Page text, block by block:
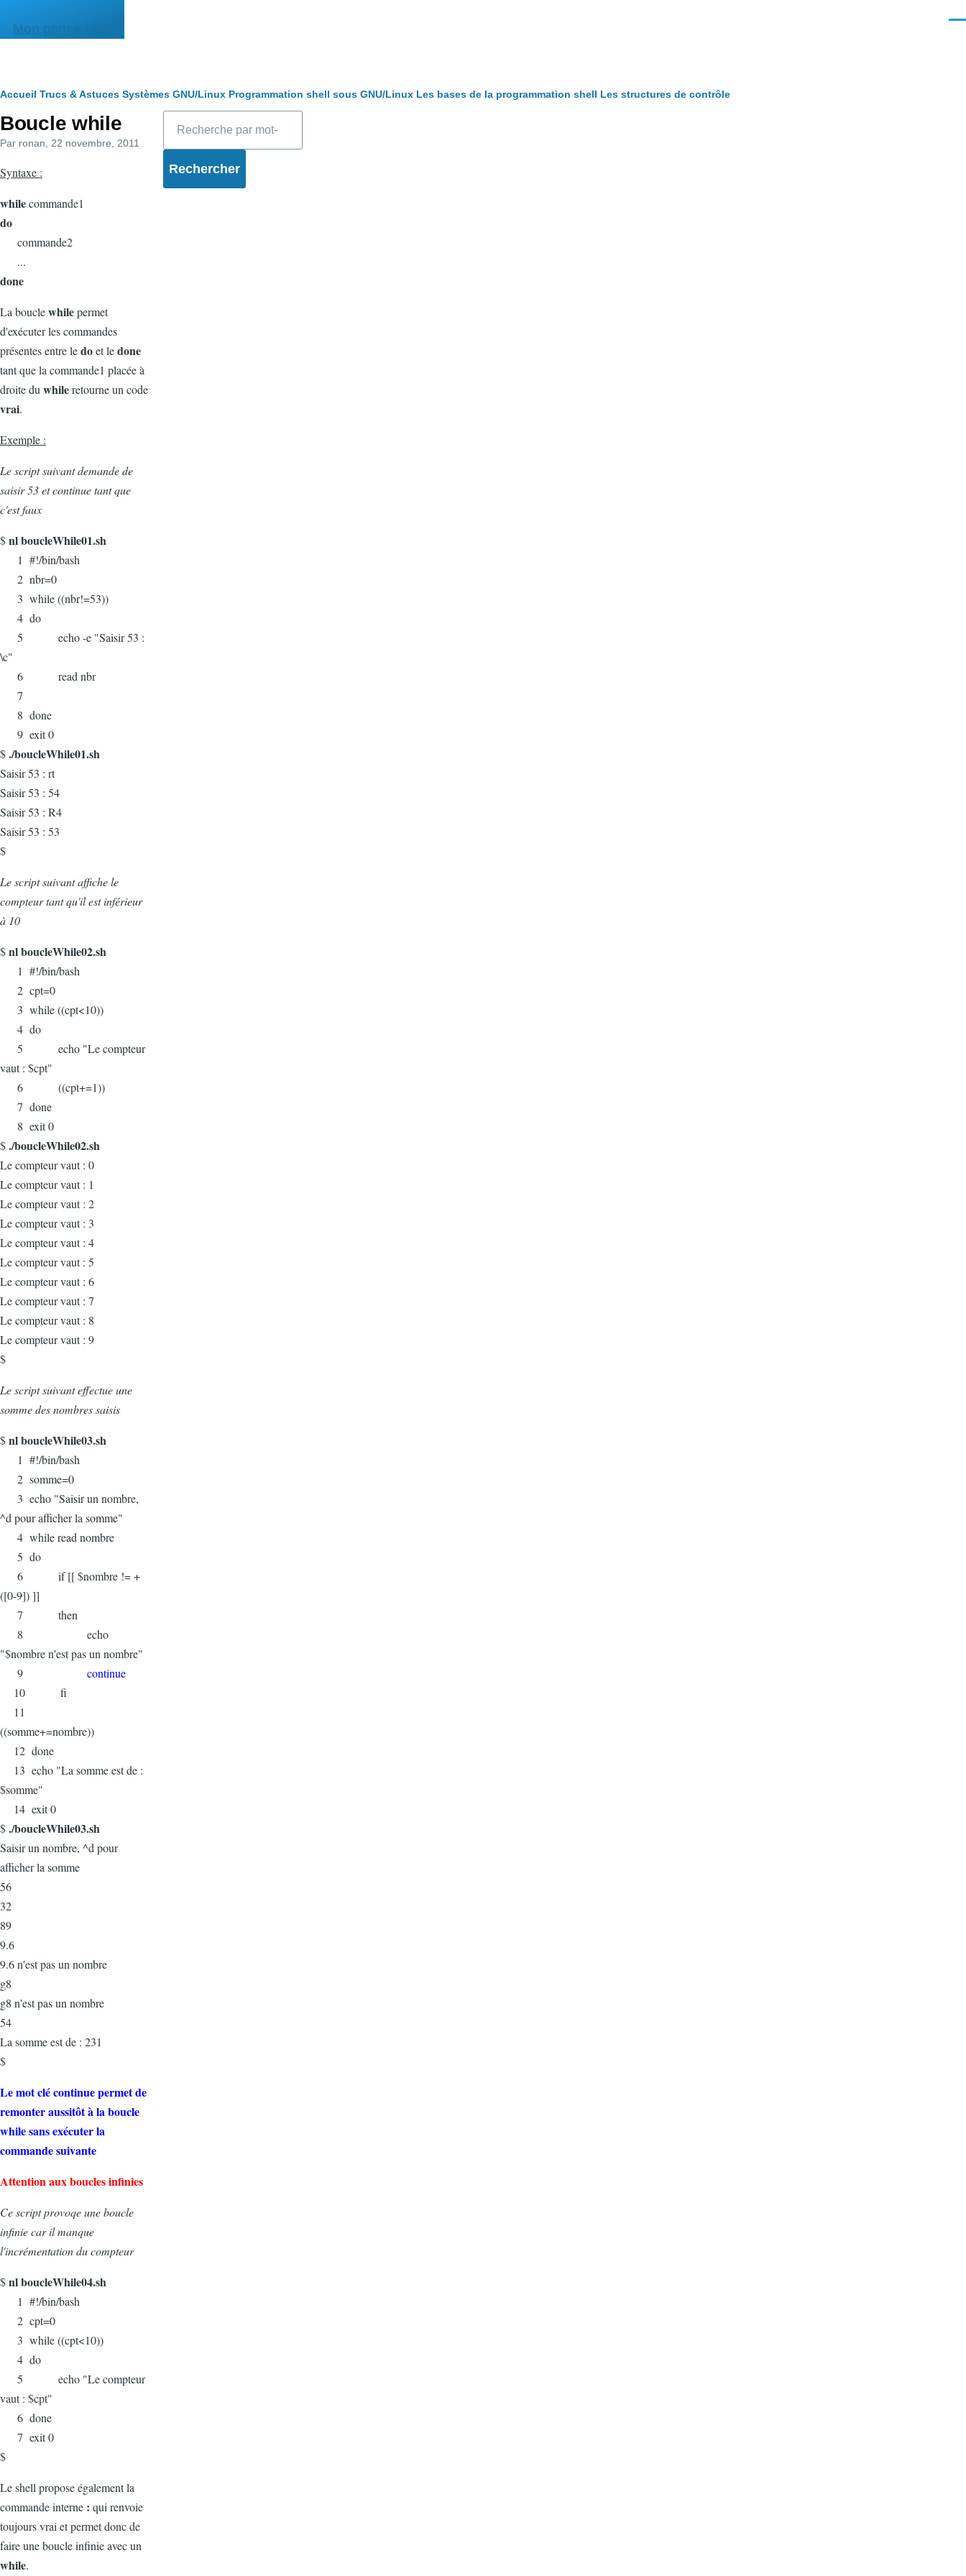
Mon pense-bête
Fil
d'Ariane
Accueil Trucs & Astuces Systèmes GNU/Linux Programmation shell sous GNU/Linux Les bases de la programmation shell Les structures de contrôle
Boucle while
Par ronan , 22 novembre, 2011
Syntaxe :
whilecommande1
do
commande2
...
done
La bouclewhilepermet
d'exécuter les commandes
présentes entre ledoet ledone
tant que la commande1 placée à
droite du whileretourne un code
vrai.
Exemple :
Le script suivant demande de
saisir 53 et continue tant que
c'est faux
$nl boucleWhile01.sh
1 #!/bin/bash
2 nbr=0
3 while ((nbr!=53))
4 do
5 echo -e "Saisir 53 :
\c"
6 read nbr
7
8 done
9 exit 0
$./boucleWhile01.sh
Saisir 53 : rt
Saisir 53 : 54
Saisir 53 : R4
Saisir 53 : 53
$
Le script suivant affiche le
compteur tant qu'il est inférieur
à 10
$nl boucleWhile02.sh
1 #!/bin/bash
2 cpt=0
3 while ((cpt<10))
4 do
5 echo "Le compteur
vaut : $cpt"
6 ((cpt+=1))
7 done
8 exit 0
$./boucleWhile02.sh
Le compteur vaut : 0
Le compteur vaut : 1
Le compteur vaut : 2
Le compteur vaut : 3
Le compteur vaut : 4
Le compteur vaut : 5
Le compteur vaut : 6
Le compteur vaut : 7
Le compteur vaut : 8
Le compteur vaut : 9
$
Le script suivant effectue une
somme des nombres saisis
$nl boucleWhile03.sh
1 #!/bin/bash
2 somme=0
3 echo "Saisir un nombre,
^d pour afficher la somme"
4 while read nombre
5 do
6 if [[ $nombre != +
([0-9]) ]]
7 then
8 echo
"$nombre n'est pas un nombre"
9 continue
10 fi
11
((somme+=nombre))
12 done
13 echo "La somme est de :
$somme"
14 exit 0
$./boucleWhile03.sh
Saisir un nombre, ^d pour
afficher la somme
56
32
89
9.6
9.6 n'est pas un nombre
g8
g8 n'est pas un nombre
54
La somme est de : 231
$
Le mot clé continue permet de
remonter aussitôt à la boucle
while sans exécuter la
commande suivante
Attention aux boucles infinies
Ce script provoqe une boucle
infinie car il manque
l'incrémentation du compteur
$nl boucleWhile04.sh
1 #!/bin/bash
2 cpt=0
3 while ((cpt<10))
4 do
5 echo "Le compteur
vaut : $cpt"
6 done
7 exit 0
$
Le shell propose également la
commande interne : qui renvoie
toujours vrai et permet donc de
faire une boucle infinie avec un
while.